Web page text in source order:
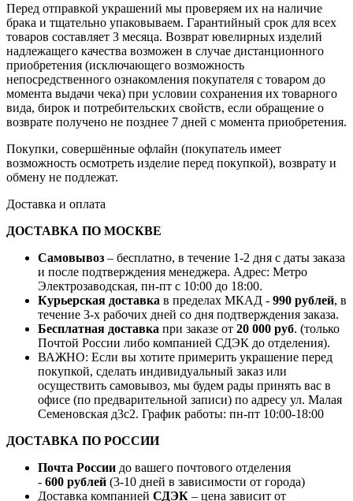
Перед отправкой украшений мы проверяем их на наличие
брака и тщательно упаковываем. Гарантийный срок для всех
товаров составляет 3 месяца. Возврат ювелирных изделий
надлежащего качества возможен в случае дистанционного
приобретения (исключающего возможность
непосредственного ознакомления покупателя с товаром до
момента выдачи чека) при условии сохранения их товарного
вида, бирок и потребительских свойств, если обращение о
возврате получено не позднее 7 дней с момента приобретения.
Покупки, совершённые офлайн (покупатель имеет
возможность осмотреть изделие перед покупкой), возврату и
обмену не подлежат.
Доставка и оплата
ДОСТАВКА ПО МОСКВЕ
Самовывоз – бесплатно, в течение 1-2 дня с даты заказа
и после подтверждения менеджера. Адрес: Метро
Электрозаводская, пн-пт с 10:00 до 18:00.
Курьерская доставка в пределах МКАД - 990 рублей, в
течение 3-х рабочих дней со дня подтверждения заказа.
Бесплатная доставка при заказе от 20 000 руб. (только
Почтой России либо компанией СДЭК до отделения).
ВАЖНО: Если вы хотите примерить украшение перед
покупкой, сделать индивидуальный заказ или
осуществить самовывоз, мы будем рады принять вас в
офисе (по предварительной записи) по адресу ул. Малая
Семеновская д3с2. График работы: пн-пт 10:00-18:00
ДОСТАВКА ПО РОССИИ
Почта России до вашего почтового отделения
- 600 рублей (3-10 дней в зависимости от города)
Доставка компанией СДЭК – цена зависит от